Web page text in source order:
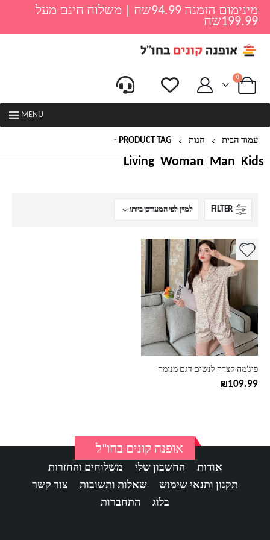
מינימום הזמנה 94.99שח | משלוח חינם מעל
199.99שח
0
MENU
עמוד הבית חנות PRODUCT TAG -
Kids
Man
Woman
Living
FILTER
פיג'מה קצרה לנשים דגם מנומר
₪109.99
למוצר
מספר
סוגים.
ניתן
לבחור
את
האפשרויות
בעמוד
אופנה קונים בחו"ל
אודות החשבון שלי
משלוחים והחזרות
תקנון ותנאי שימוש
שאלות ותשובות
צור קשר
בלוג
התחברות